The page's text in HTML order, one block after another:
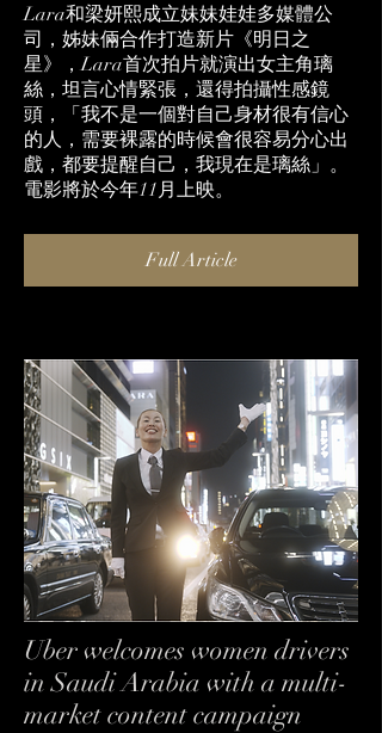
Lara和梁妍熙成立妹妹娃娃多媒體公
司，姊妹倆合作打造新片《明日之
星》，Lara首次拍片就演出女主角璃
絲，坦言心情緊張，還得拍攝性感鏡
頭，「我不是一個對自己身材很有信心
的人，需要裸露的時候會很容易分心出
戲，都要提醒自己，我現在是璃絲」。
電影將於今年11月上映。
Full Article
Uber welcomes women drivers
in Saudi Arabia with a multi-
market content campaign